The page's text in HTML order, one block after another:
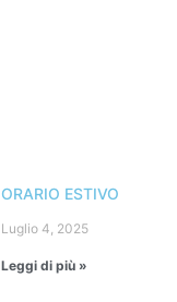
ORARIO ESTIVO
Luglio 4, 2025
Leggi di più »